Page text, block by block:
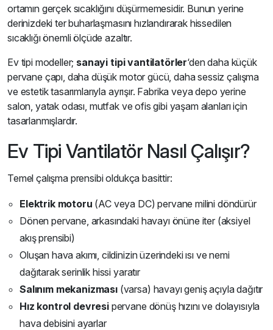
ortamın gerçek sıcaklığını düşürmemesidir. Bunun yerine
derinizdeki ter buharlaşmasını hızlandırarak hissedilen
sıcaklığı önemli ölçüde azaltır.
Ev tipi modeller; sanayi tipi vantilatörler‘den daha küçük
pervane çapı, daha düşük motor gücü, daha sessiz çalışma
ve estetik tasarımlarıyla ayrışır. Fabrika veya depo yerine
salon, yatak odası, mutfak ve ofis gibi yaşam alanları için
tasarlanmışlardır.
Ev Tipi Vantilatör Nasıl Çalışır?
Temel çalışma prensibi oldukça basittir:
Elektrik motoru (AC veya DC) pervane milini döndürür
Dönen pervane, arkasındaki havayı önüne iter (aksiyel
akış prensibi)
Oluşan hava akımı, cildinizin üzerindeki ısı ve nemi
dağıtarak serinlik hissi yaratır
Salınım mekanizması(varsa) havayı geniş açıyla dağıtır
Hız kontrol devresipervane dönüş hızını ve dolayısıyla
hava debisini ayarlar